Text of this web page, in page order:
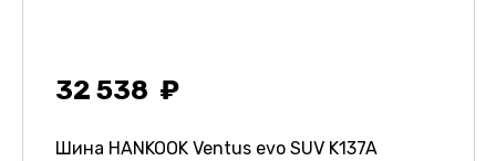
32 538
Шина HANKOOK Ventus evo SUV K137A